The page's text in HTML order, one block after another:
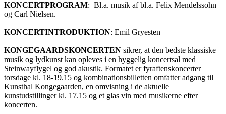
KONCERTPROGRAM: Bl.a. musik af bl.a. Felix Mendelssohn
og Carl Nielsen.
KONCERTINTRODUKTION: Emil Gryesten
KONGEGAARDSKONCERTEN sikrer, at den bedste klassiske
musik og lydkunst kan opleves i en hyggelig koncertsal med
Steinwayflygel og god akustik. Formatet er fyraftenskoncerter
torsdage kl. 18-19.15 og kombinationsbilletten omfatter adgang til
Kunsthal Kongegaarden, en omvisning i de aktuelle
kunstudstillinger kl. 17.15 og et glas vin med musikerne efter
koncerten.